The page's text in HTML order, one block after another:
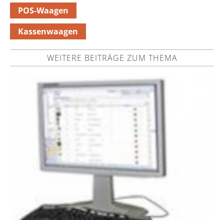
POS-Waagen
Kassenwaagen
WEITERE BEITRÄGE ZUM THEMA